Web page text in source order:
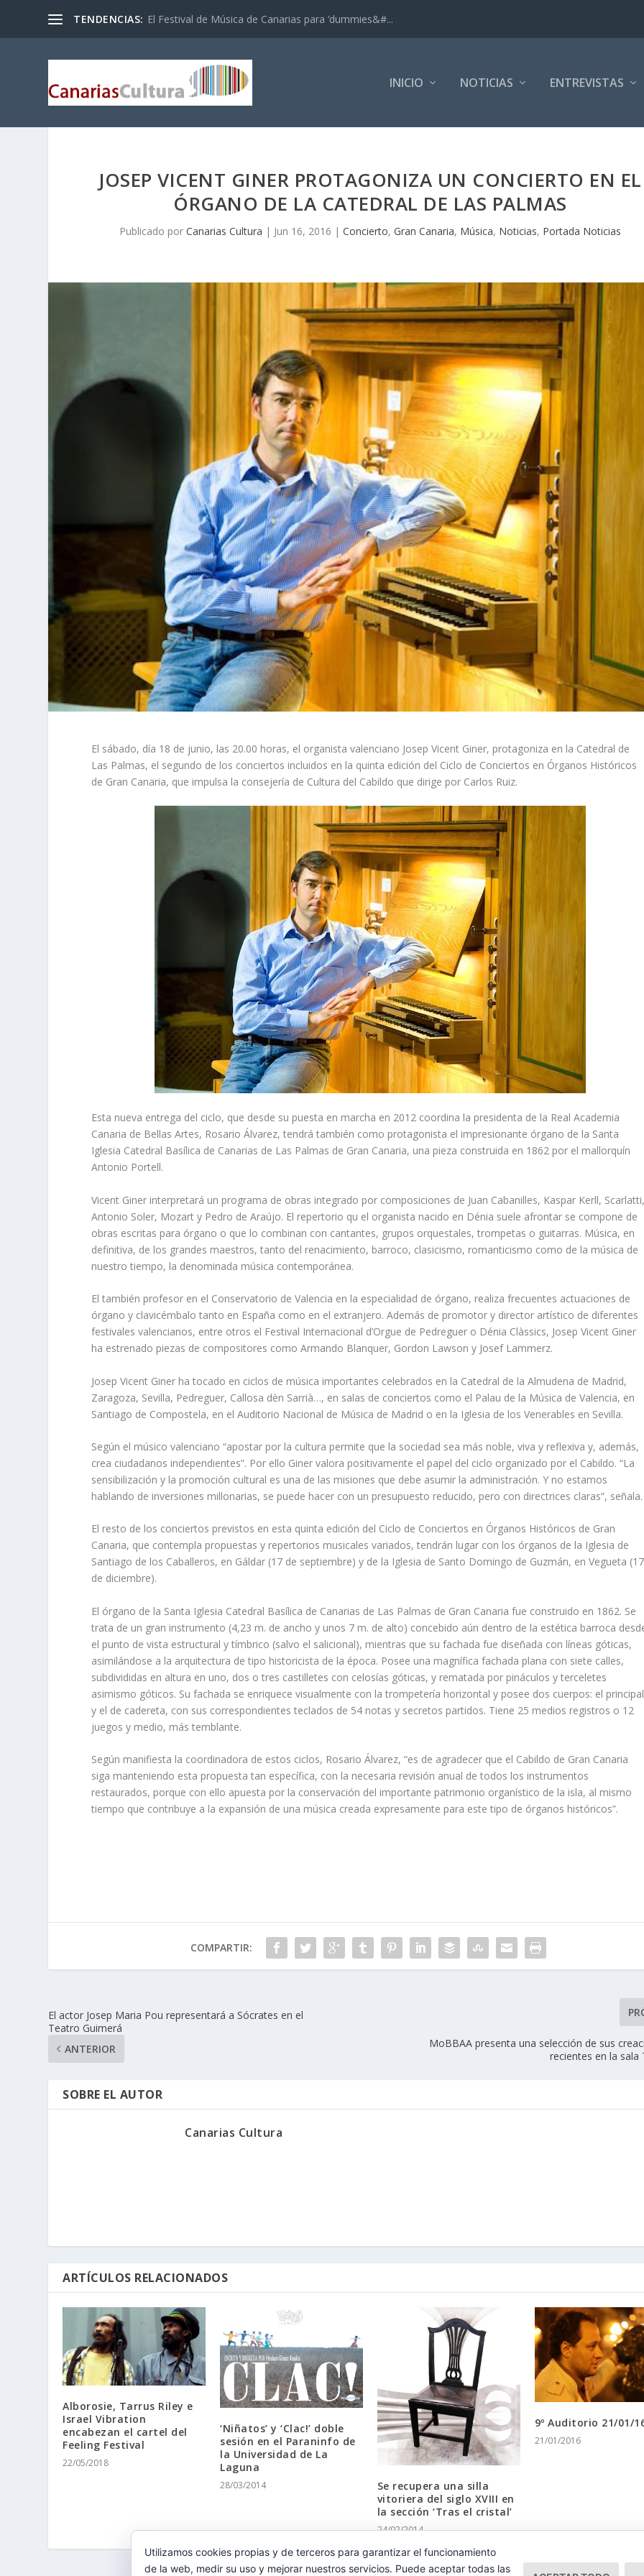
TENDENCIAS: El Festival de Música de Canarias para ‘dummies&#...
INICIO NOTICIAS ENTREVISTAS
JOSEP VICENT GINER PROTAGONIZA UN CONCIERTO EN EL
ÓRGANO DE LA CATEDRAL DE LAS PALMAS
Publicado por Canarias Cultura | Jun 16, 2016 | Concierto, Gran Canaria, Música, Noticias, Portada Noticias
El sábado, día 18 de junio, las 20.00 horas, el organista valenciano Josep Vicent Giner, protagoniza en la Catedral de
Las Palmas, el segundo de los conciertos incluidos en la quinta edición del Ciclo de Conciertos en Órganos Históricos
de Gran Canaria, que impulsa la consejería de Cultura del Cabildo que dirige por Carlos Ruiz.
Esta nueva entrega del ciclo, que desde su puesta en marcha en 2012 coordina la presidenta de la Real Academia
Canaria de Bellas Artes, Rosario Álvarez, tendrá también como protagonista el impresionante órgano de la Santa
Iglesia Catedral Basílica de Canarias de Las Palmas de Gran Canaria, una pieza construida en 1862 por el mallorquín
Antonio Portell.
Vicent Giner interpretará un programa de obras integrado por composiciones de Juan Cabanilles, Kaspar Kerll,
Antonio Soler, Mozart y Pedro de Araújo. El repertorio qu el organista nacido en Dénia suele afrontar se compone de
obras escritas para órgano o que lo combinan con cantantes, grupos orquestales, trompetas o guitarras. Música, en
definitiva, de los grandes maestros, tanto del renacimiento, barroco, clasicismo, romanticismo como de la música de
nuestro tiempo, la denominada música contemporánea.
El también profesor en el Conservatorio de Valencia en la especialidad de órgano, realiza frecuentes actuaciones de
órgano y clavicémbalo tanto en España como en el extranjero. Además de promotor y director artístico de diferentes
festivales valencianos, entre otros el Festival Internacional d’Orgue de Pedreguer o Dénia Clàssics, Josep Vicent Giner
ha estrenado piezas de compositores como Armando Blanquer, Gordon Lawson y Josef Lammerz.
Josep Vicent Giner ha tocado en ciclos de música importantes celebrados en la Catedral de la Almudena de Madrid,
Zaragoza, Sevilla, Pedreguer, Callosa dèn Sarrià…, en salas de conciertos como el Palau de la Música de Valencia, en
Santiago de Compostela, en el Auditorio Nacional de Música de Madrid o en la Iglesia de los Venerables en Sevilla.
Según el músico valenciano “apostar por la cultura permite que la sociedad sea más noble, viva y reflexiva y, además,
crea ciudadanos independientes”. Por ello Giner valora positivamente el papel del ciclo organizado por el Cabildo. “La
sensibilización y la promoción cultural es una de las misiones que debe asumir la administración. Y no estamos
hablando de inversiones millonarias, se puede hacer con un presupuesto reducido, pero con directrices claras”, señala.
El resto de los conciertos previstos en esta quinta edición del Ciclo de Conciertos en Órganos Históricos de Gran
Canaria, que contempla propuestas y repertorios musicales variados, tendrán lugar con los órganos de la Iglesia de
Santiago de los Caballeros, en Gáldar (17 de septiembre) y de la Iglesia de Santo Domingo de Guzmán, en Vegueta (17
de diciembre).
El órgano de la Santa Iglesia Catedral Basílica de Canarias de Las Palmas de Gran Canaria fue construido en 1862. Se
trata de un gran instrumento (4,23 m. de ancho y unos 7 m. de alto) concebido aún dentro de la estética barroca
el punto de vista estructural y tímbrico (salvo el salicional), mientras que su fachada fue diseñada con líneas góticas,
asimilándose a la arquitectura de tipo historicista de la época. Posee una magnífica fachada plana con siete calles,
subdivididas en altura en uno, dos o tres castilletes con celosías góticas, y rematada por pináculos y terceletes
asimismo góticos. Su fachada se enriquece visualmente con la trompetería horizontal y posee dos cuerpos: el principal
y el de cadereta, con sus correspondientes teclados de 54 notas y secretos partidos. Tiene 25 medios registros o 12
juegos y medio, más temblante.
Según manifiesta la coordinadora de estos ciclos, Rosario Álvarez, “es de agradecer que el Cabildo de Gran Canaria
siga manteniendo esta propuesta tan específica, con la necesaria revisión anual de todos los instrumentos
restaurados, porque con ello apuesta por la conservación del importante patrimonio organístico de la isla, al mismo
tiempo que contribuye a la expansión de una música creada expresamente para este tipo de órganos históricos”.
COMPARTIR:
El actor Josep Maria Pou representará a Sócrates en el
Teatro Guimerá
ANTERIOR
MoBBAA presenta una selección de sus
recientes en la sala
SOBRE EL AUTOR
Canarias Cultura
ARTÍCULOS RELACIONADOS
Alborosie, Tarrus Riley e
Israel Vibration
encabezan el cartel del
Feeling Festival
22/05/2018
‘Niñatos’ y ‘Clac!’ doble
sesión en el Paraninfo de
la Universidad de La
Laguna
28/03/2014
Se recupera una silla
vitoriera del siglo XVIII en
la sección ‘Tras el cristal’
24/02/2014
9º Auditorio 21/01/
21/01/2016
Utilizamos cookies propias y de terceros para garantizar el funcionamiento
de la web, medir su uso y mejorar nuestros servicios. Puede aceptar todas las